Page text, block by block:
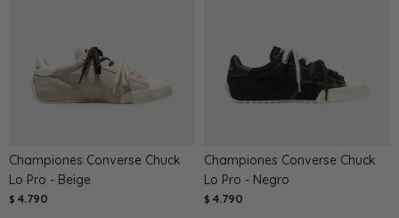
Championes Converse Chuck
Lo Pro - Beige
$ 4.790
Championes Converse Chuck
Lo Pro - Negro
$ 4.790